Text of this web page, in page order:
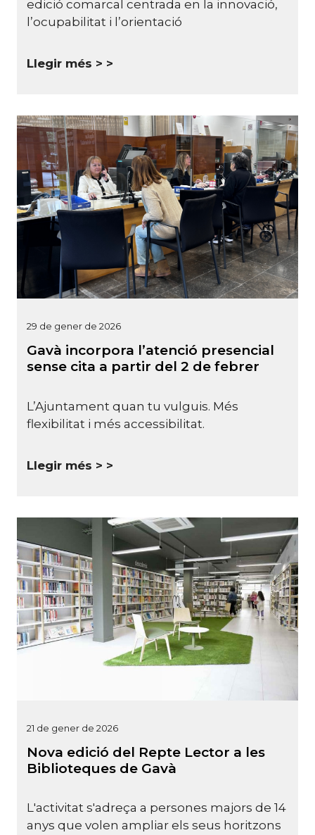
edició comarcal centrada en la innovació,
l’ocupabilitat i l’orientació
Llegir més >
29 de gener de 2026
Gavà incorpora l’atenció presencial
sense cita a partir del 2 de febrer
L’Ajuntament quan tu vulguis. Més
flexibilitat i més accessibilitat.
Llegir més >
21 de gener de 2026
Nova edició del Repte Lector a les
Biblioteques de Gavà
L'activitat s'adreça a persones majors de 14
anys que volen ampliar els seus horitzons